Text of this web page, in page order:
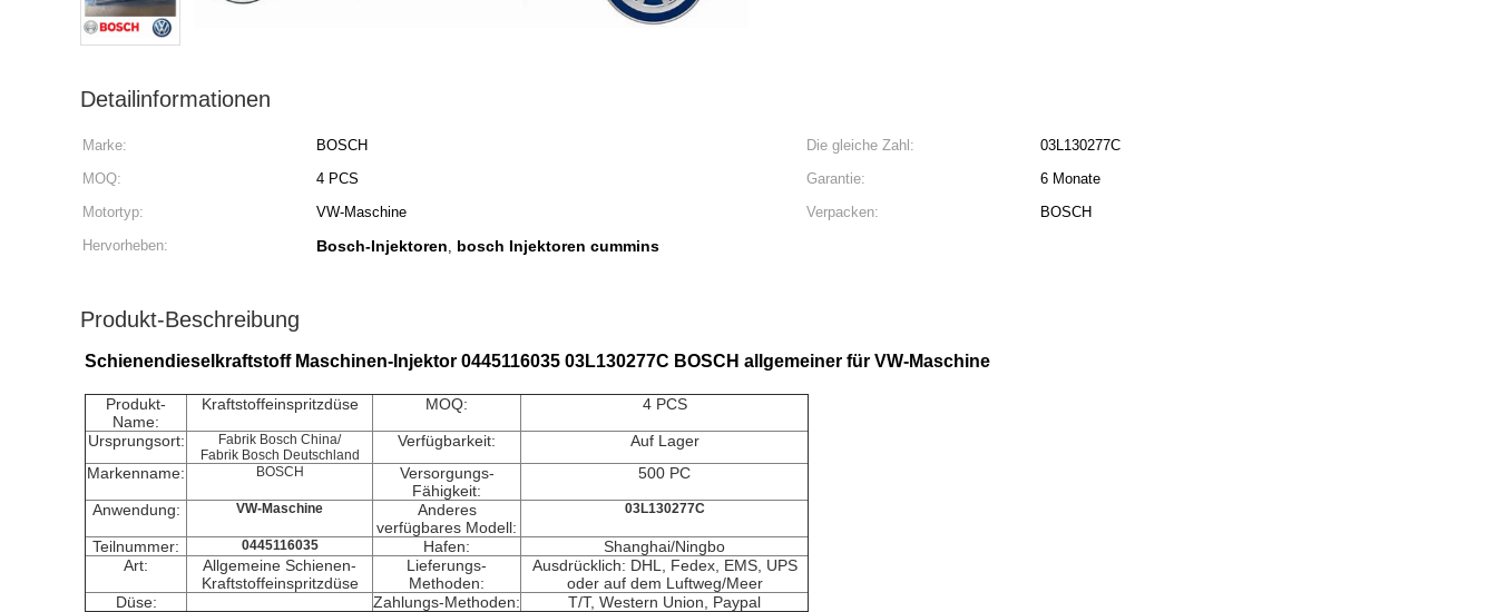
Detailinformationen
Marke: BOSCH Die gleiche Zahl:
03L130277C
MOQ:
4 PCS Garantie:
6 Monate
Motortyp:
VW-Maschine Verpacken:
BOSCH
Hervorheben:
Bosch-Injektoren, bosch Injektoren cummins
Produkt-Beschreibung
Schienendieselkraftstoff Maschinen-Injektor 0445116035 03L130277C BOSCH allgemeiner für VW-Maschine
Produkt-
Name:
Kraftstoffeinspritzdüse MOQ: 4 PCS
Ursprungsort:
Fabrik Bosch China/
Fabrik Bosch Deutschland
Verfügbarkeit:
Auf Lager
Markenname:
BOSCH
Versorgungs-
Fähigkeit:
500 PC
Anwendung: VW-Maschine
Anderes
verfügbares Modell:
03L130277C
Teilnummer: 0445116035 Hafen:
Shanghai/Ningbo
Art:
Allgemeine Schienen-
Kraftstoffeinspritzdüse
Lieferungs-
Methoden:
Ausdrücklich: DHL, Fedex, EMS, UPS
oder auf dem Luftweg/Meer
Düse:
Zahlungs-Methoden: T/T, Western Union, Paypal